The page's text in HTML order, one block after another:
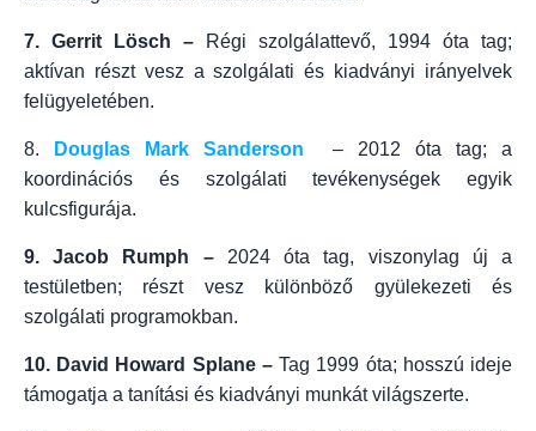
7. Gerrit Lösch –
Régi szolgálattevő, 1994 óta tag;
aktívan részt vesz a szolgálati és kiadványi irányelvek
felügyeletében.
8. Douglas Mark Sanderson – 2012 óta tag; a
koordinációs és szolgálati tevékenységek egyik
kulcsfigurája.
9. Jacob Rumph – 2024 óta tag, viszonylag új a
testületben; részt vesz különböző gyülekezeti és
szolgálati programokban.
10. David Howard Splane –Tag 1999 óta; hosszú ideje
támogatja a tanítási és kiadványi munkát világszerte.